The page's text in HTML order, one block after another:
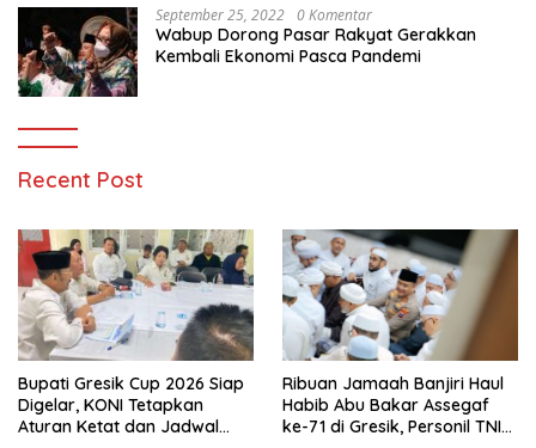
September 25, 2022 0 Komentar
Wabup Dorong Pasar Rakyat Gerakkan
Kembali Ekonomi Pasca Pandemi
Recent Post
Bupati Gresik Cup 2026 Siap
Digelar, KONI Tetapkan
Aturan Ketat dan Jadwal
Ribuan Jamaah Banjiri Haul
Habib Abu Bakar Assegaf
ke-71 di Gresik, Personil TNI